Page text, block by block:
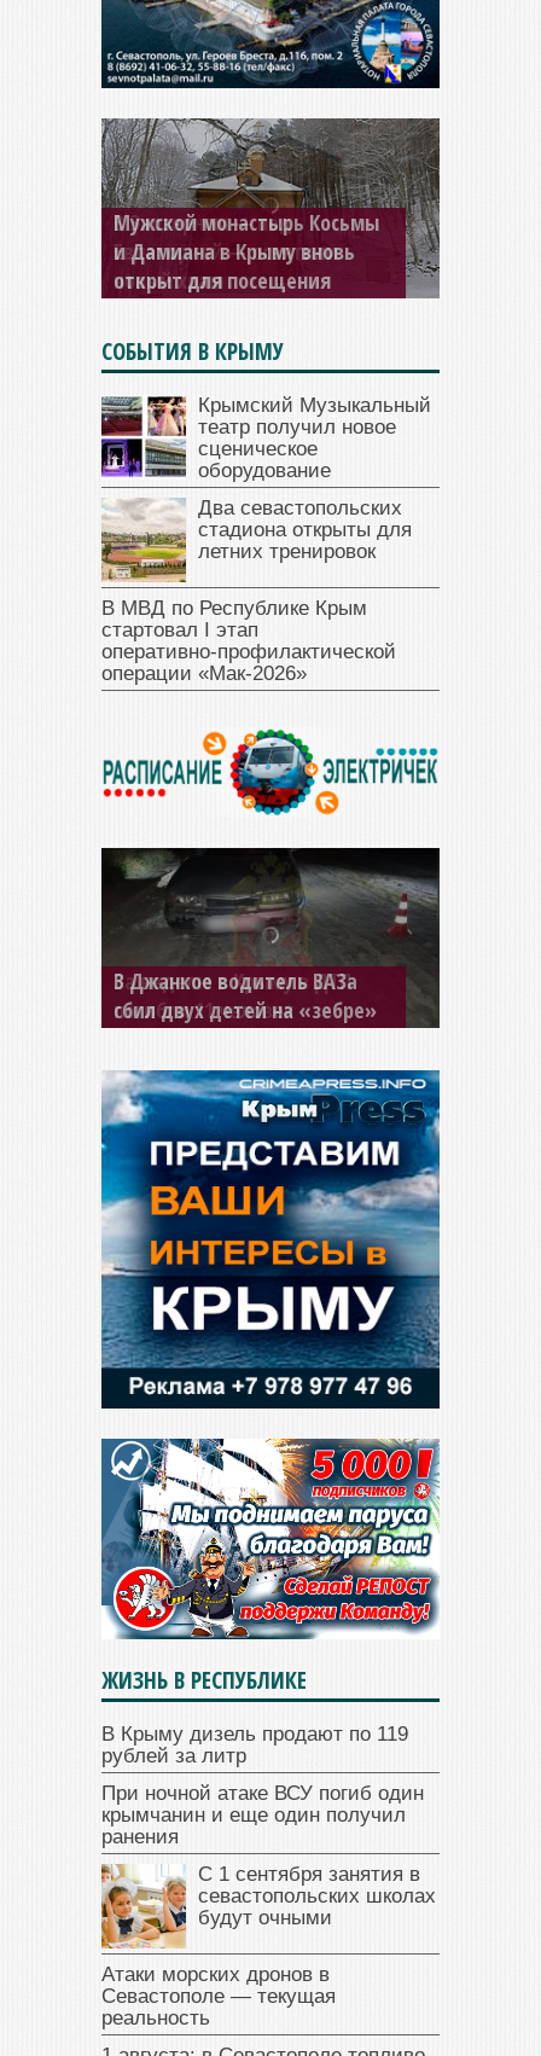
Мужской монастырь Косьмы
и Дамиана в Крыму вновь
открыт для посещения
СОБЫТИЯ В КРЫМУ
Крымский Музыкальный
театр получил новое
сценическое
оборудование
Два севастопольских
стадиона открыты для
летних тренировок
В МВД по Республике Крым
стартовал I этап
оперативно‑профилактической
операции «Мак‑2026»
В Джанкое водитель ВАЗа
сбил двух детей на «зебре»
ЖИЗНЬ В РЕСПУБЛИКЕ
В Крыму дизель продают по 119
рублей за литр
При ночной атаке ВСУ погиб один
крымчанин и еще один получил
ранения
С 1 сентября занятия в
севастопольских школах
будут очными
Атаки морских дронов в
Севастополе — текущая
реальность